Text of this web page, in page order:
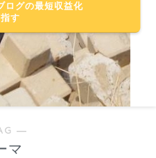
ログの最短収益化
す
―
マ